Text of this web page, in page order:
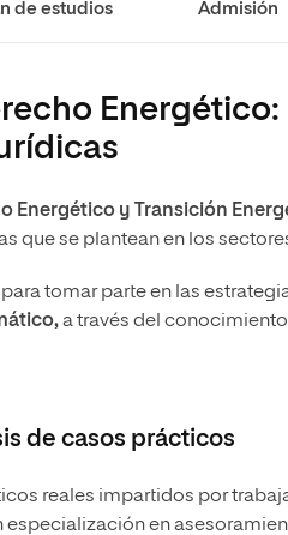
la
y Mercadotecnia
de estudios Admisión
Energético y Transición
que se plantean en los
tomar parte en las
a través del
de casos prácticos
reales impartidos por
en